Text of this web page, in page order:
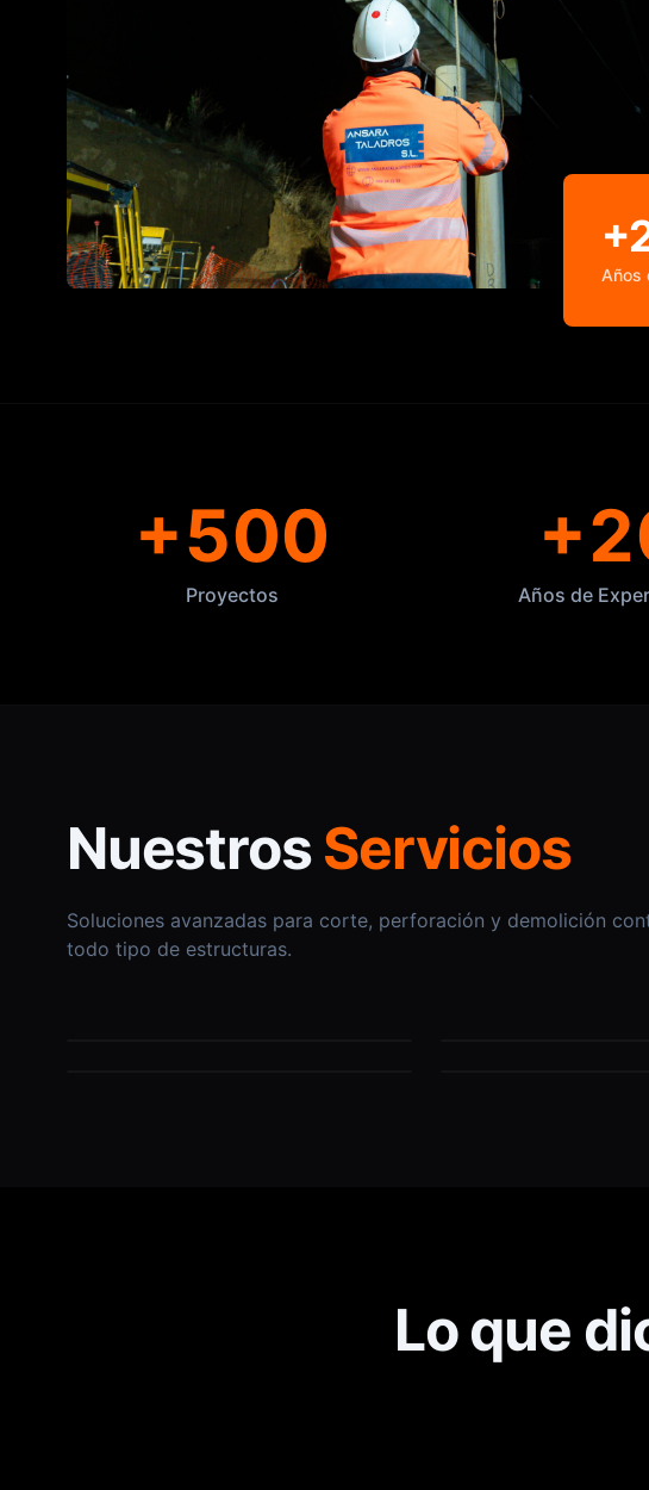
Años
+500
Proyectos Años de
NuestrosServicios
Soluciones avanzadas para corte, perforación y demolición
todo tipo de estructuras.
Perforaciones en
hormigón
Corte de
Lo que